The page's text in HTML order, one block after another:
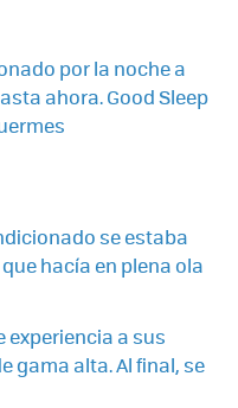
por la noche a
ahora. Good Sleep
se estaba
hacía en plena ola
experiencia a sus
gama alta. Al final, se